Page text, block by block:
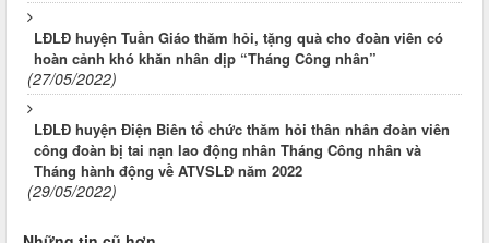
LĐLĐ huyện Tuần Giáo thăm hỏi, tặng quà cho đoàn viên có
hoàn cảnh khó khăn nhân dịp “Tháng Công nhân”
(27/05/2022)
LĐLĐ huyện Điện Biên tổ chức thăm hỏi thân nhân đoàn viên
công đoàn bị tai nạn lao động nhân Tháng Công nhân và
Tháng hành động về ATVSLĐ năm 2022
(29/05/2022)